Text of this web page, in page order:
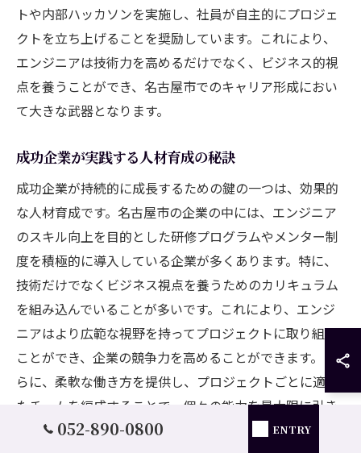
トや内部ハッカソンを実施し、社員が自主的にプロジェ
クトを立ち上げることを奨励しています。これにより、
エンジニアは技術力を高めるだけでなく、ビジネス的視
点を養うことができ、名古屋市でのキャリア形成におい
て大きな武器となります。
成功企業が実践する人材育成の秘訣
成功企業が持続的に成長するための鍵の一つは、効果的
な人材育成です。名古屋市の企業の中には、エンジニア
のスキル向上を目的とした研修プログラムやメンター制
度を積極的に導入している企業が多くあります。特に、
技術だけでなくビジネス視点を養うためのカリキュラム
を組み込んでいることが多いです。これにより、エンジ
ニアはより広範な視野を持ってプロジェクトに取り組む
ことができ、企業の競争力を高めることができます。さ
らに、柔軟な働き方を提供し、プロジェクトごとに適し
たチームを編成することで、個々の能力を最大限に引き
出す仕組みを整えています。これらの取り組みは、エン
052-890-0800 ENTRY